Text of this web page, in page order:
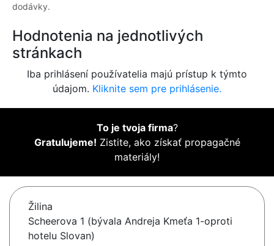
dodávky.
Hodnotenia na jednotlivých
stránkach
Iba prihlásení používatelia majú prístup k týmto
údajom. Kliknite sem pre prihlásenie.
To je tvoja firma?
Gratulujeme! Zistite, ako získať propagačné
materiály!
Žilina
Scheerova 1 (bývala Andreja Kmeťa 1-oproti
hotelu Slovan)